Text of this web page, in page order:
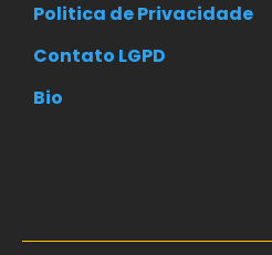
Politica de Privacidade
Contato LGPD
Bio